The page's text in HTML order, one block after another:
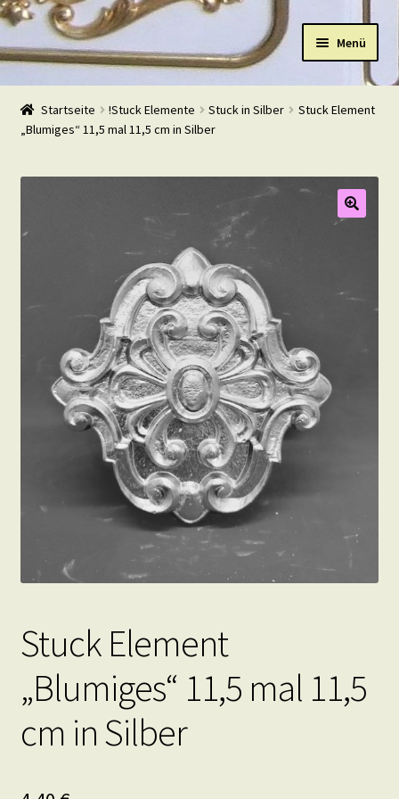
Navigation
Zum
Inhalt
Menü
Start
Shop
Warenkorb
Kontakt
Startseite !Stuck Elemente Stuck in Silber
Stuck Element
„Blumiges“ 11,5 mal 11,5 cm in Silber
Stuck Element
„Blumiges“ 11,5 mal 11,5
cm in Silber